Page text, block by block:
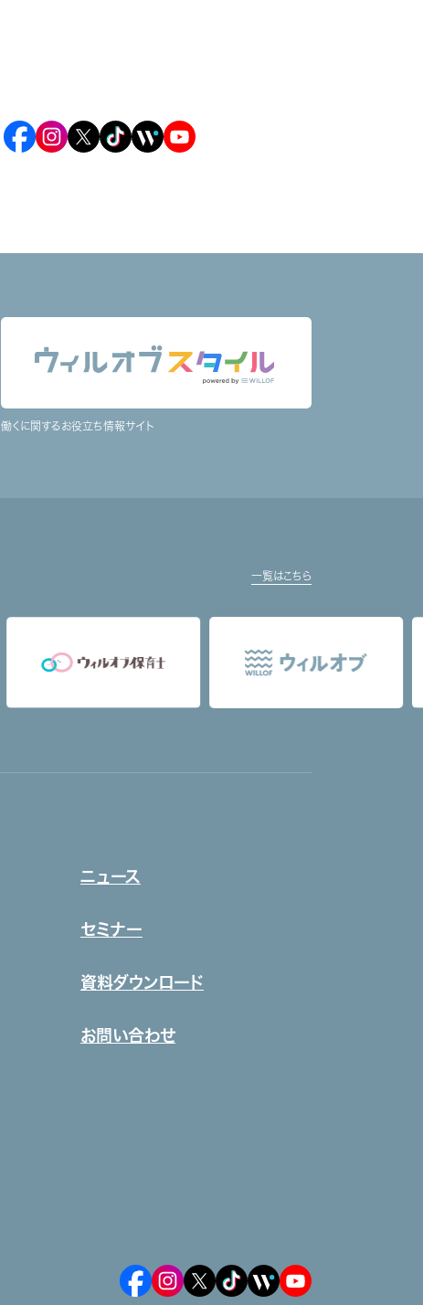
働くに関するお役立ち情報サイト
一覧はこちら
ニュース
セミナー
資料ダウンロード
お問い合わせ